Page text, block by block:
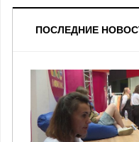
ПОСЛЕДНИЕ